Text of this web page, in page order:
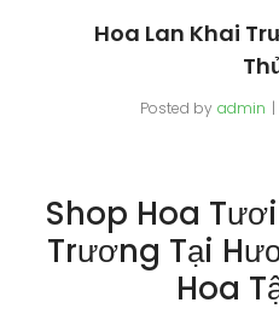
Hoa Lan Khai
Posted by admin
Shop Hoa
Trương Tại
Hoa